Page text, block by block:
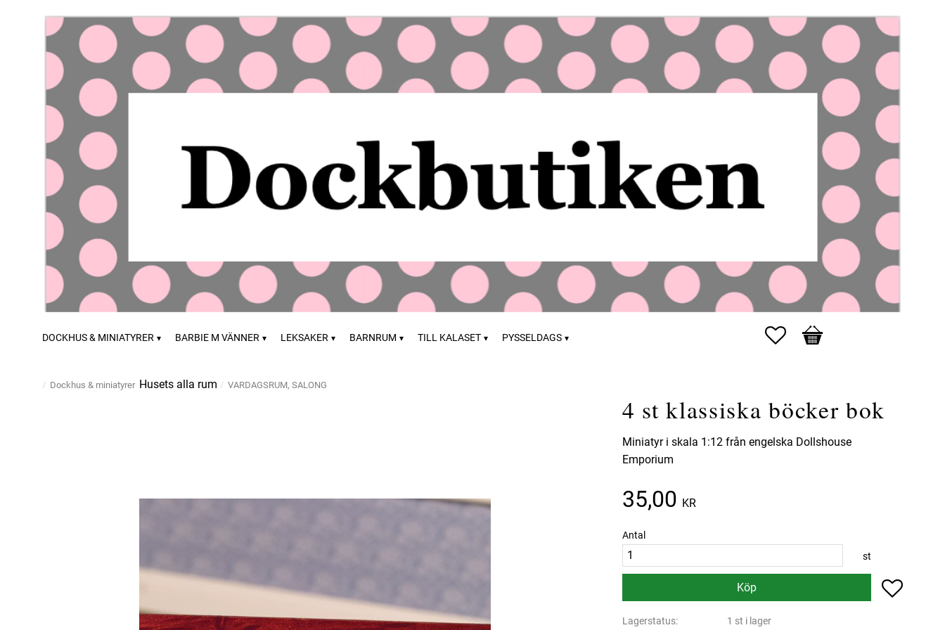
DOCKHUS & MINIATYRER BARBIE M VÄNNER LEKSAKER BARNRUM TILL KALASET PYSSELDAGS Favoriter
Kundvagn
Dockhus & miniatyrer Husets alla rum VARDAGSRUM, SALONG
4 st klassiska böcker bok
Miniatyr i skala 1:12 från engelska Dollshouse
Emporium
35,00 KR
Antal
st
Köp Lägg till
Lagerstatus 1 st i lager